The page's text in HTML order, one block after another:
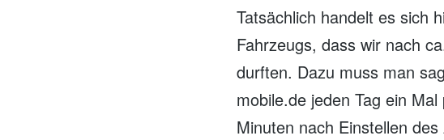
Tatsächlich handelt es sich
Fahrzeugs, dass wir nach
durften. Dazu muss man
mobile.de jeden Tag ein
Minuten nach Einstellen